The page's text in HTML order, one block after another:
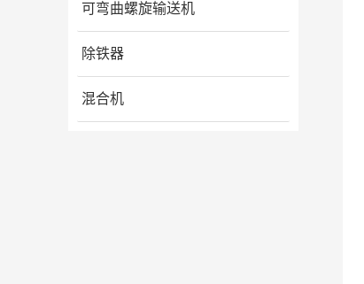
可弯曲螺旋输送机
除铁器
混合机